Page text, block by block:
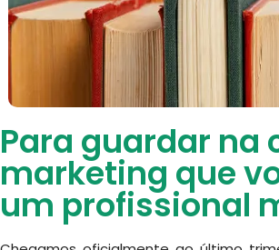
Para guardar na
marketing que
um profissional